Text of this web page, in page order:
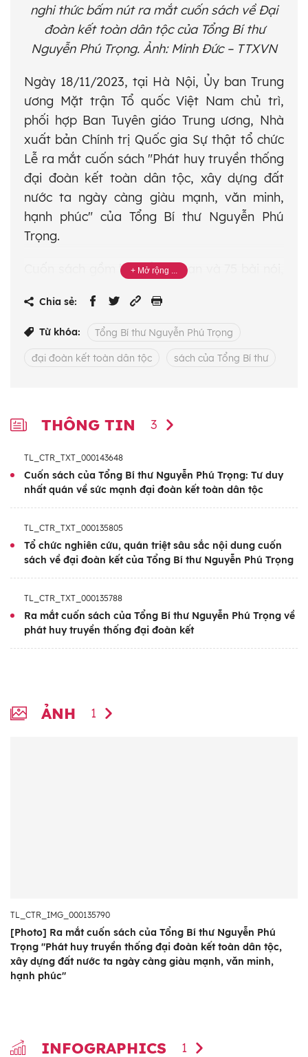
nghi thức bấm nút ra mắt cuốn sách về Đại
đoàn kết toàn dân tộc của Tổng Bí thư
Nguyễn Phú Trọng. Ảnh: Minh Đức – TTXVN
Ngày 18/11/2023, tại Hà Nội, Ủy ban Trung
ương Mặt trận Tổ quốc Việt Nam chủ trì,
phối hợp Ban Tuyên giáo Trung ương, Nhà
xuất bản Chính trị Quốc gia Sự thật tổ chức
Lễ ra mắt cuốn sách "Phát huy truyền thống
đại đoàn kết toàn dân tộc, xây dựng đất
nước ta ngày càng giàu mạnh, văn minh,
hạnh phúc" của Tổng Bí thư Nguyễn Phú
Trọng.
Cuốn sách gồm bài Tổng quan và 75 bài nói,
phỏng vấn, thư, lời kêu gọi cùng với 142 bức
ảnh dung dị, đời thường của Tổng Bí thư
và làm việc ở 63 tỉnh, thành phố và nhiều cơ
mạnh mẽ tinh thần yêu nước, đại đoàn kết
nghiệp dân giàu, nước mạnh, dân chủ, công
bằng, văn minh.
thực tiễn, mang tầm lịch sử, về phát huy sức
mạnh đại đoàn kết toàn dân tộc trong giai
trận Tổ quốc Việt Nam các cấp, cán bộ,
đảng viên trong hệ thống chính trị nghiên
cứu, vận dụng vào thực tiễn; là cơ sở chính
trị để quán triệt, xây dựng chương trình hành
truyền thống đại đoàn kết dân tộc, xây dựng
Chia sẻ:
Từ khóa: Tổng Bí thư Nguyễn Phú Trọng
đại đoàn kết toàn dân tộc sách của Tổng Bí thư
THÔNG TIN 3
TL_CTR_TXT_000143648
Cuốn sách của Tổng Bí thư Nguyễn Phú Trọng: Tư duy
nhất quán về sức mạnh đại đoàn kết toàn dân tộc
TL_CTR_TXT_000135805
Tổ chức nghiên cứu, quán triệt sâu sắc nội dung cuốn
sách về đại đoàn kết của Tổng Bí thư Nguyễn Phú Trọng
TL_CTR_TXT_000135788
Ra mắt cuốn sách của Tổng Bí thư Nguyễn Phú Trọng về
phát huy truyền thống đại đoàn kết
ẢNH 1
TL_CTR_IMG_000135790
[Photo] Ra mắt cuốn sách của Tổng Bí thư Nguyễn Phú
Trọng "Phát huy truyền thống đại đoàn kết toàn dân tộc,
xây dựng đất nước ta ngày càng giàu mạnh, văn minh,
hạnh phúc"
INFOGRAPHICS 1